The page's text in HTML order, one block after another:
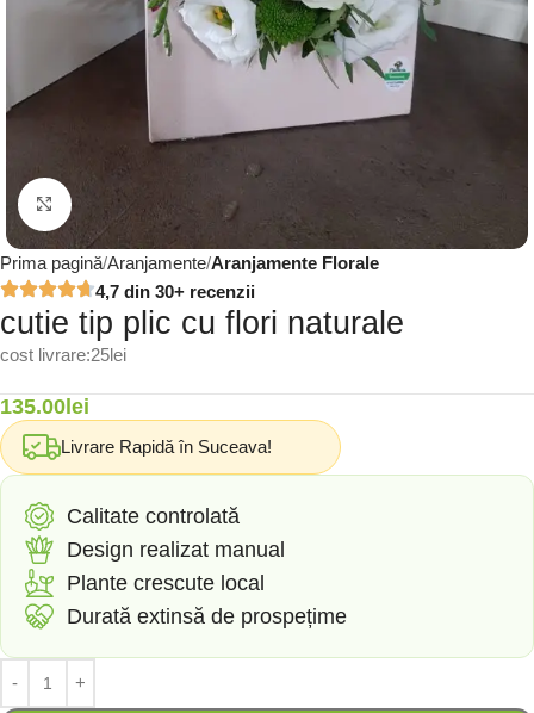
Click to enlarge
Prima pagină Aranjamente Aranjamente Florale
4,7 din 30+ recenzii
cutie tip plic cu flori naturale
cost livrare:25lei
135.00lei
Livrare Rapidă în Suceava!
Calitate controlată
Design realizat manual
Plante crescute local
Durată extinsă de prospețime